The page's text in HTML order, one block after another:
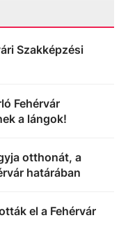
Szakképzési
Fehérvár
a lángok!
otthonát, a
határában
el a Fehérvár